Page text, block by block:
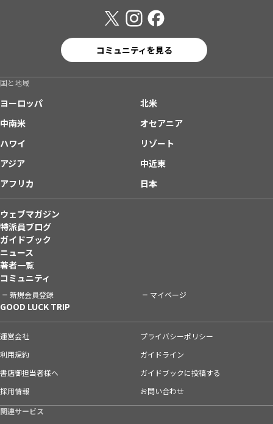
コミュニティを見る
国と地域
ヨーロッパ
北米
中南米
オセアニア
ハワイ
リゾート
アジア
中近東
アフリカ
日本
ウェブマガジン
特派員ブログ
ガイドブック
ニュース
著者一覧
コミュニティ
新規会員登録 マイページ
GOOD LUCK TRIP
運営会社
プライバシーポリシー
利用規約
ガイドライン
書店御担当者様へ
ガイドブックに投稿する
採用情報
お問い合わせ
関連サービス